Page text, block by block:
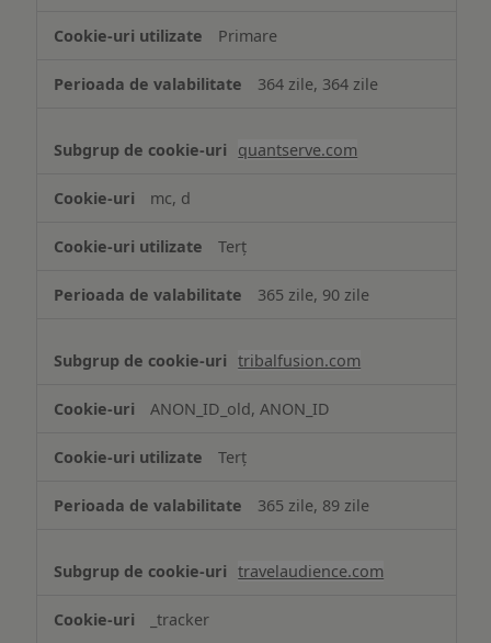
Primare
364 zile, 364 zile
quantserve.com
mc, d
Terț
365 zile, 90 zile
tribalfusion.com
ANON_ID_old, ANON_ID
Terț
365 zile, 89 zile
travelaudience.com
_tracker